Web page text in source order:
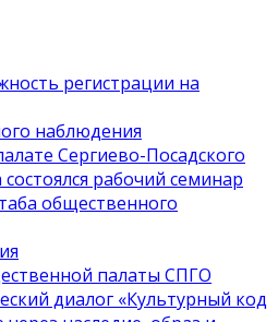
регистрации на
наблюдения
Сергиево-Посадского
состоялся рабочий семинар
общественного
палаты СПГО
диалог «Культурный код